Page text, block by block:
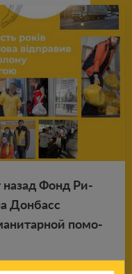
назад Фонд Ри­
Дон­басс
по­мо­